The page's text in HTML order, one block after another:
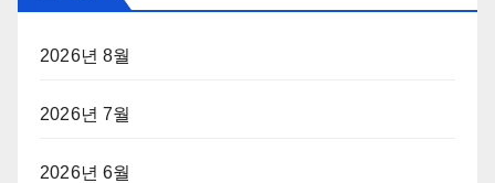
2026년 8월
2026년 7월
2026년 6월